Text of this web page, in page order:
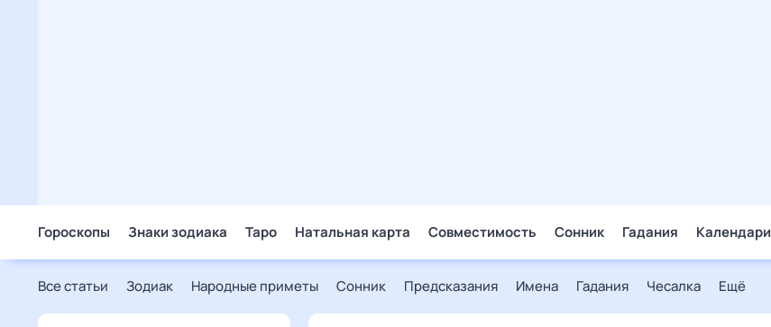
Гороскопы Знаки зодиака Таро Натальная карта Совместимость Сонник Гадания Календари
Все статьи Зодиак Народные приметы Сонник Предсказания Имена Гадания Чесалка Ещё